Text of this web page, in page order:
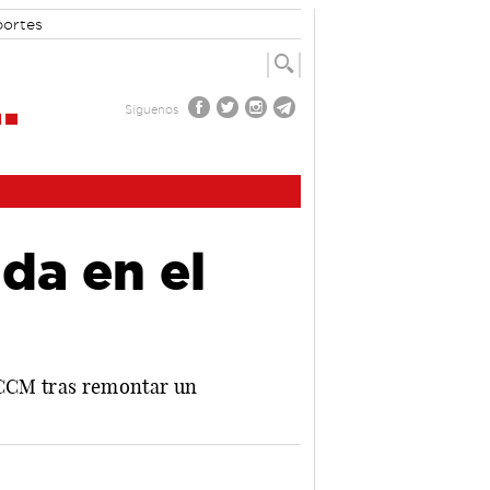
Síguenos
en el
tras remontar un